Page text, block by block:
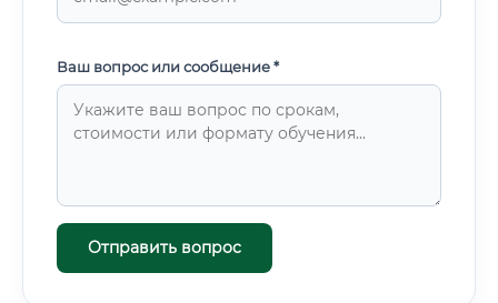
Ваш вопрос или сообщение *
Отправить вопрос